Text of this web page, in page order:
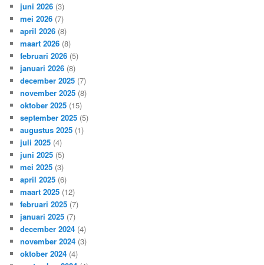
juni 2026 (3)
mei 2026 (7)
april 2026 (8)
maart 2026 (8)
februari 2026 (5)
januari 2026 (8)
december 2025 (7)
november 2025 (8)
oktober 2025 (15)
september 2025 (5)
augustus 2025 (1)
juli 2025 (4)
juni 2025 (5)
mei 2025 (3)
april 2025 (6)
maart 2025 (12)
februari 2025 (7)
januari 2025 (7)
december 2024 (4)
november 2024 (3)
oktober 2024 (4)